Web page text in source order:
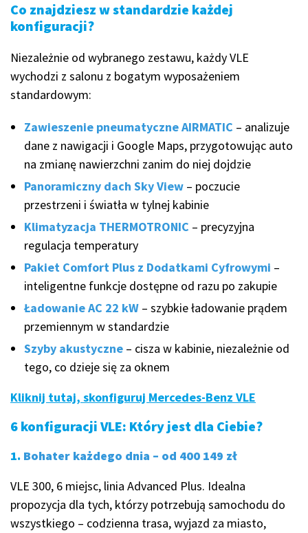
Co znajdziesz w standardzie każdej
konfiguracji?
Niezależnie od wybranego zestawu, każdy VLE
wychodzi z salonu z bogatym wyposażeniem
standardowym:
Zawieszenie pneumatyczne AIRMATIC – analizuje
dane z nawigacji i Google Maps, przygotowując auto
na zmianę nawierzchni zanim do niej dojdzie
Panoramiczny dach Sky View – poczucie
przestrzeni i światła w tylnej kabinie
Klimatyzacja THERMOTRONIC – precyzyjna
regulacja temperatury
Pakiet Comfort Plus z Dodatkami Cyfrowymi –
inteligentne funkcje dostępne od razu po zakupie
Ładowanie AC 22 kW – szybkie ładowanie prądem
przemiennym w standardzie
Szyby akustyczne – cisza w kabinie, niezależnie od
tego, co dzieje się za oknem
Kliknij tutaj, skonfiguruj Mercedes-Benz VLE
6 konfiguracji VLE: Który jest dla Ciebie?
1. Bohater każdego dnia – od 400 149 zł
VLE 300, 6 miejsc, linia Advanced Plus. Idealna
propozycja dla tych, którzy potrzebują samochodu do
wszystkiego – codzienna trasa, wyjazd za miasto,